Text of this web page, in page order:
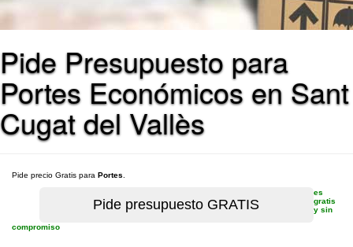
Pide Presupuesto para
Portes Económicos en Sant
Cugat del Vallès
Pide precio Gratis para Portes
es
gratis
y sin
compromiso